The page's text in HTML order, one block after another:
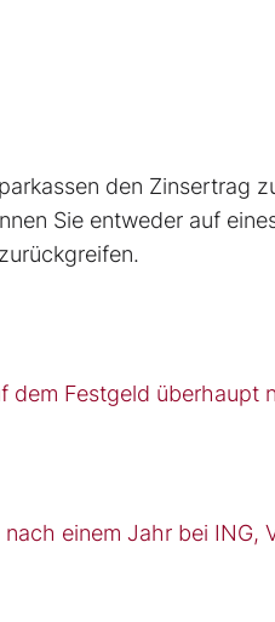
den Zinsertrag
Sie entweder auf
zurückgreifen.
dem Festgeld überhaupt
einem Jahr bei ING,